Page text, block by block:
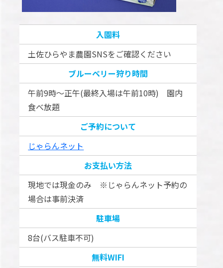
入園料
土佐ひらやま農園SNSをご確認ください
ブルーベリー狩り時間
午前9時～正午(最終入場は午前10時) 園内
⾷べ放題
ご予約について
じゃらんネット
お支払い方法
現地では現金のみ ※じゃらんネット予約の
場合は事前決済
駐車場
8台(バス駐車不可)
無料WIFI